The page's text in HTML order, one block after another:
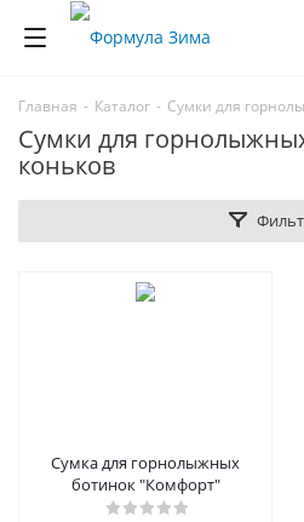
Главная - Каталог - Сумки для
Сумки для
коньков
Сумка для горнолыжных
ботинок "Комфорт"